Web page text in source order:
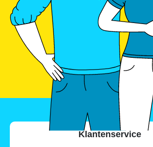
Klantenservice